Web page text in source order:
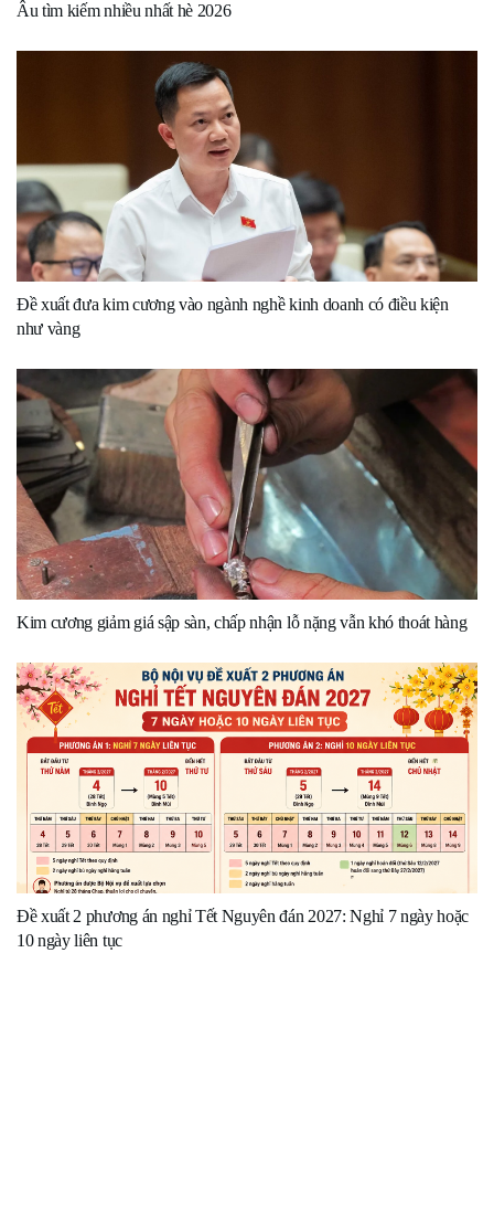
Âu tìm kiếm nhiều nhất hè 2026
Đề xuất đưa kim cương vào ngành nghề kinh doanh có điều kiện
như vàng
Kim cương giảm giá sập sàn, chấp nhận lỗ nặng vẫn khó thoát hàng
Đề xuất 2 phương án nghỉ Tết Nguyên đán 2027: Nghỉ 7 ngày hoặc
10 ngày liên tục